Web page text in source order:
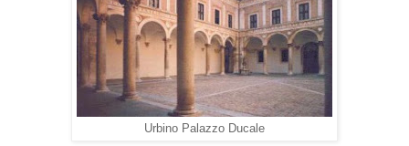
Urbino Palazzo Ducale